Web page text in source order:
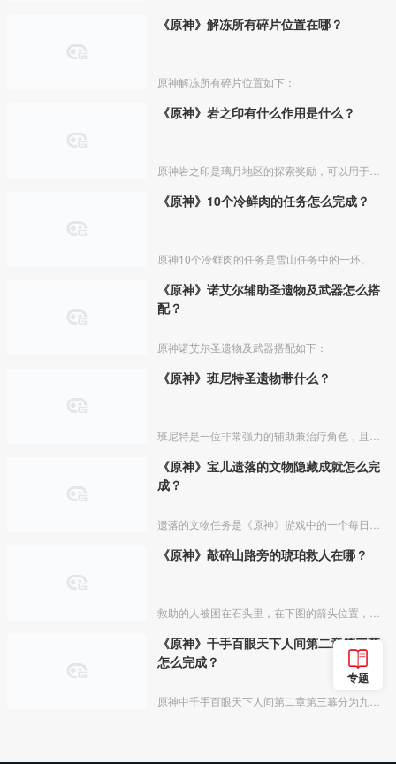
《原神》解冻所有碎片位置在哪？
原神解冻所有碎片位置如下：
《原神》岩之印有什么作用是什么？
《原神》10个冷鲜肉的任务怎么完成？
原神10个冷鲜肉的任务是雪山任务中的一环。
《原神》诺艾尔辅助圣遗物及武器怎么搭
配？
原神诺艾尔圣遗物及武器搭配如下：
《原神》班尼特圣遗物带什么？
《原神》宝儿遗落的文物隐藏成就怎么完
成？
《原神》敲碎山路旁的琥珀救人在哪？
《原神》千手百眼天下人间第二章第三幕
怎么完成？
专题